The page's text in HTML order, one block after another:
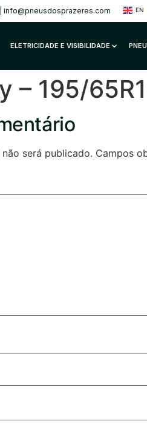
info@pneusdosprazeres.com EN
ELETRICIDADE E VISIBILIDADE
– 195/
será publicado. Campos